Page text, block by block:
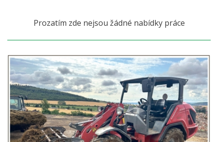
Prozatím zde nejsou žádné nabídky práce